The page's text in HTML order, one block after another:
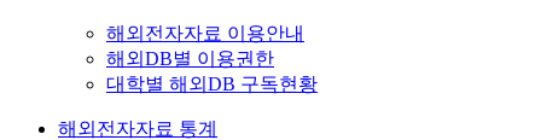
해외전자자료 이용안내
해외DB별 이용권한
대학별 해외DB 구독현황
해외전자자료 통계